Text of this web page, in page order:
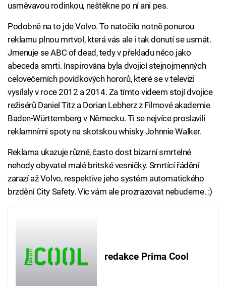
usměvavou rodinkou, neštěkne po ní ani pes.
Podobně na to jde Volvo. To natočilo notně ponurou
reklamu plnou mrtvol, která vás ale i tak donutí se usmát.
Jmenuje se ABC of dead, tedy v překladu něco jako
abeceda smrti. Inspirována byla dvojicí stejnojmenných
celovečerních povídkových hororů, které se v televizi
vysílaly v roce 2012 a 2014. Za tímto videem stojí dvojice
režisérů Daniel Titz a Dorian Lebherz z Filmové akademie
Baden-Württemberg v Německu. Ti se nejvíce proslavili
reklamními spoty na skotskou whisky Johnnie Walker.
Reklama ukazuje různé, často dost bizarní smrtelné
nehody obyvatel malé britské vesničky. Smrtící řádění
zarazí až Volvo, respektive jeho systém automatického
brzdění City Safety. Víc vám ale prozrazovat nebudeme. :)
redakce Prima Cool